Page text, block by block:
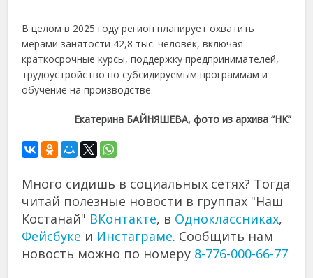
В целом в 2025 году регион планирует охватить
мерами занятости 42,8 тыс. человек, включая
краткосрочные курсы, поддержку предпринимателей,
трудоустройство по субсидируемым программам и
обучение на производстве.
Екатерина БАЙНЯШЕВА, фото из архива “НК”
Много сидишь в социальных сетях? Тогда
читай полезные новости в группах "Наш
Костанай" ВКонтакте, в Одноклассниках,
Фейсбуке и Инстаграме. Сообщить нам
новость можно по номеру 8-776-000-66-77